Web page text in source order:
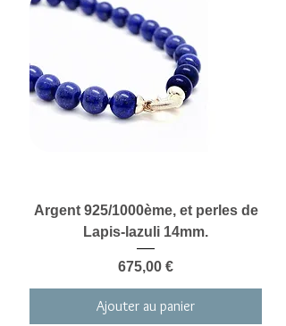
Argent 925/1000ème, et perles de
Lapis-lazuli 14mm.
Prix
675,00 €
Ajouter au panier